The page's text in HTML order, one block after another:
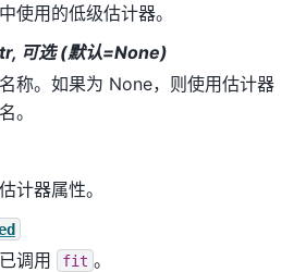
使用的低级估计器。
可选 (默认=None)
称。如果为 None，则使用估计器
。
计器属性。
调用 fit 。